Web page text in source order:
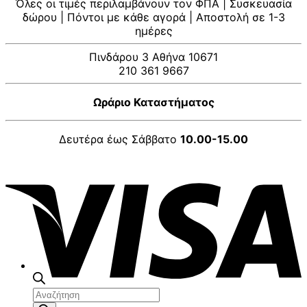
Αναζήτηση
Όλες οι τιμές περιλαμβάνουν τον ΦΠΑ | Συσκευασία
δώρου | Πόντοι με κάθε αγορά | Αποστολή σε 1-3
ημέρες
Πινδάρου 3 Αθήνα 10671
210 361 9667
Ωράριο Καταστήματος
Δευτέρα έως Σάββατο 10.00-15.00